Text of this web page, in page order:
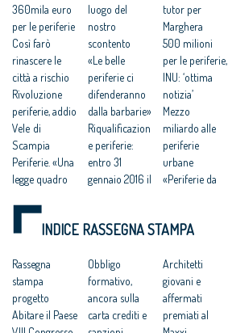
360mila euro
per le periferie
Così farò
rinascere le
città a rischio
Rivoluzione
periferie, addio
Vele di
Scampia
Periferie. «Una
legge quadro
gli investimenti
anti-degrado»
Periferie 2016,
a che punto
siamo
luogo del
nostro
scontento
«Le belle
periferie ci
difenderanno
dalla barbarie»
Riqualificazion
e periferie:
entro 31
gennaio 2016 il
Periferie,
bando
valorizzi i
progetti di
qualità’
tutor per
Marghera
500 milioni
per le periferie,
INU: ‘ottima
notizia’
Mezzo
miliardo alle
periferie
urbane
«Periferie da
reinventare,
della
burocrazia
INDICE RASSEGNA STAMPA
Rassegna
stampa
progetto
Abitare il Paese
Obbligo
formativo,
ancora sulla
carta crediti e
Architetti
giovani e
affermati
premiati al